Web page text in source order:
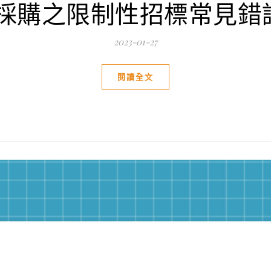
購之限制性招標常見錯
2023-01-27
閱讀全文